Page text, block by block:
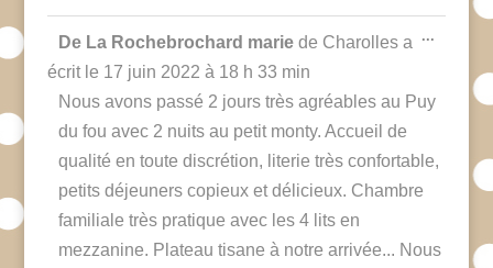
De La Rochebrochard marie de Charolles a
écrit le 17 juin 2022 à 18 h 33 min
Nous avons passé 2 jours très agréables au Puy
du fou avec 2 nuits au petit monty. Accueil de
qualité en toute discrétion, literie très confortable,
petits déjeuners copieux et délicieux. Chambre
familiale très pratique avec les 4 lits en
mezzanine. Plateau tisane à notre arrivée... Nous
...